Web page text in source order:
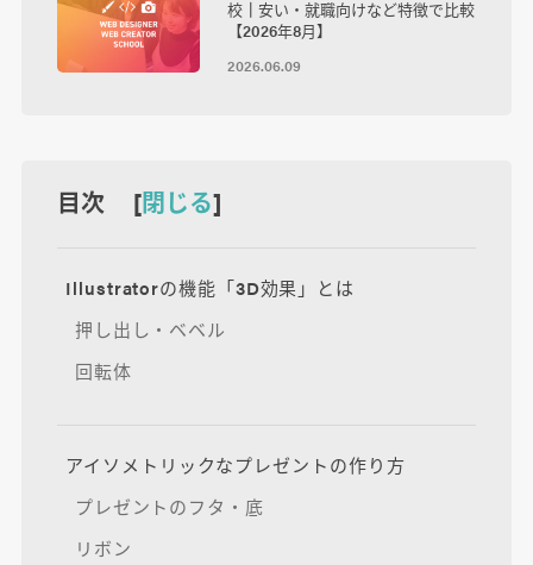
校┃安い・就職向けなど特徴で比較
【2026年8月】
2026.06.09
目次 [閉じる]
Illustratorの機能「3D効果」とは
押し出し・ベベル
回転体
アイソメトリックなプレゼントの作り方
プレゼントのフタ・底
リボン